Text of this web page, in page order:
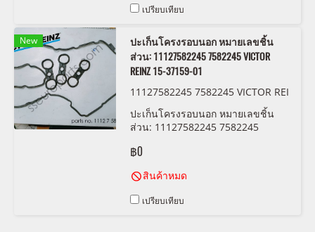
เปรียบเทียบ
New
ปะเก็นโครงรอบนอก หมายเลขชิ้น
ส่วน: 11127582245 7582245 VICTOR
REINZ 15-37159-01
11127582245 7582245 VICTOR REI
NZ 15-37159-01
ปะเก็นโครงรอบนอก หมายเลขชิ้น
ส่วน: 11127582245 7582245
฿0
สินค้าหมด
เปรียบเทียบ